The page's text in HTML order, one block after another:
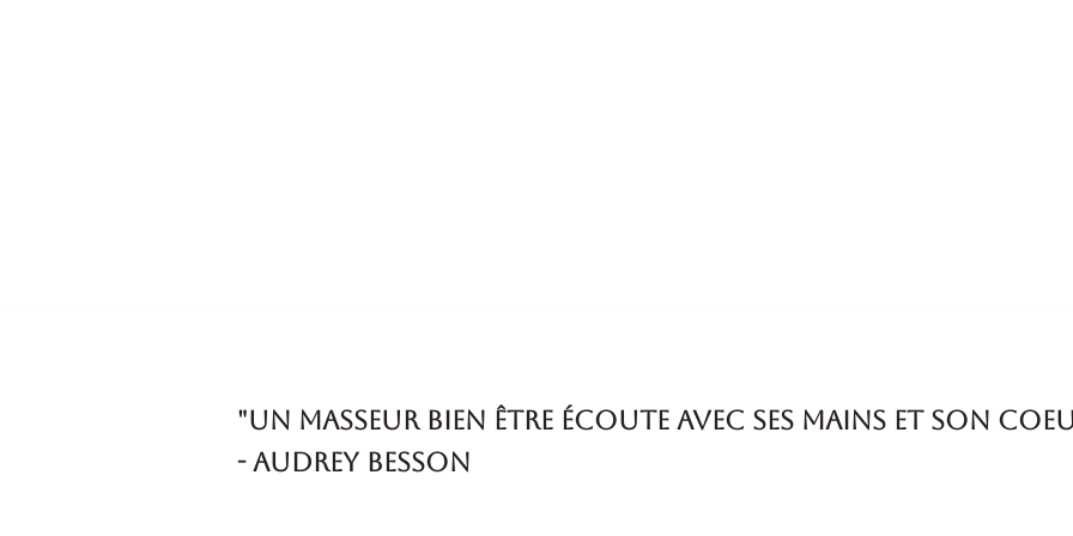
"Un masseur bien être écoute avec ses mains et son
- Audrey Besson